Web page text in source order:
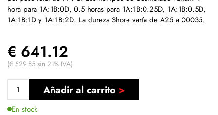
hora para 1A:1B:0D, 0.5 horas para 1A:1B:0.25D, 1A:1B:0.5D,
1A:1B:1D y 1A:1B:2D. La dureza Shore varía de A25 a 00035.
€ 641.12
(€ 529.85 sin 21% IVA)
Añadir al carrito
En stock